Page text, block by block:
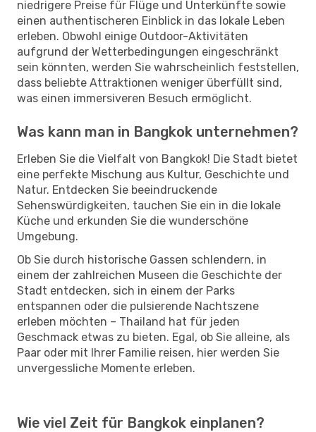
niedrigere Preise für Flüge und Unterkünfte sowie
einen authentischeren Einblick in das lokale Leben
erleben. Obwohl einige Outdoor-Aktivitäten
aufgrund der Wetterbedingungen eingeschränkt
sein könnten, werden Sie wahrscheinlich feststellen,
dass beliebte Attraktionen weniger überfüllt sind,
was einen immersiveren Besuch ermöglicht.
Was kann man in Bangkok unternehmen?
Erleben Sie die Vielfalt von Bangkok! Die Stadt bietet
eine perfekte Mischung aus Kultur, Geschichte und
Natur. Entdecken Sie beeindruckende
Sehenswürdigkeiten, tauchen Sie ein in die lokale
Küche und erkunden Sie die wunderschöne
Umgebung.
Ob Sie durch historische Gassen schlendern, in
einem der zahlreichen Museen die Geschichte der
Stadt entdecken, sich in einem der Parks
entspannen oder die pulsierende Nachtszene
erleben möchten – Thailand hat für jeden
Geschmack etwas zu bieten. Egal, ob Sie alleine, als
Paar oder mit Ihrer Familie reisen, hier werden Sie
unvergessliche Momente erleben.
Wie viel Zeit für Bangkok einplanen?